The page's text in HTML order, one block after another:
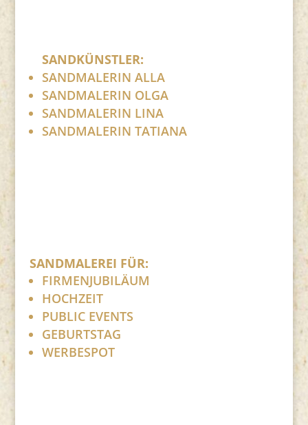
SANDKÜNSTLER:
SANDMALERIN ALLA
SANDMALERIN OLGA
SANDMALERIN LINA
SANDMALERIN TATIANA
SANDMALEREI FÜR:
FIRMENJUBILÄUM
HOCHZEIT
PUBLIC EVENTS
GEBURTSTAG
WERBESPOT